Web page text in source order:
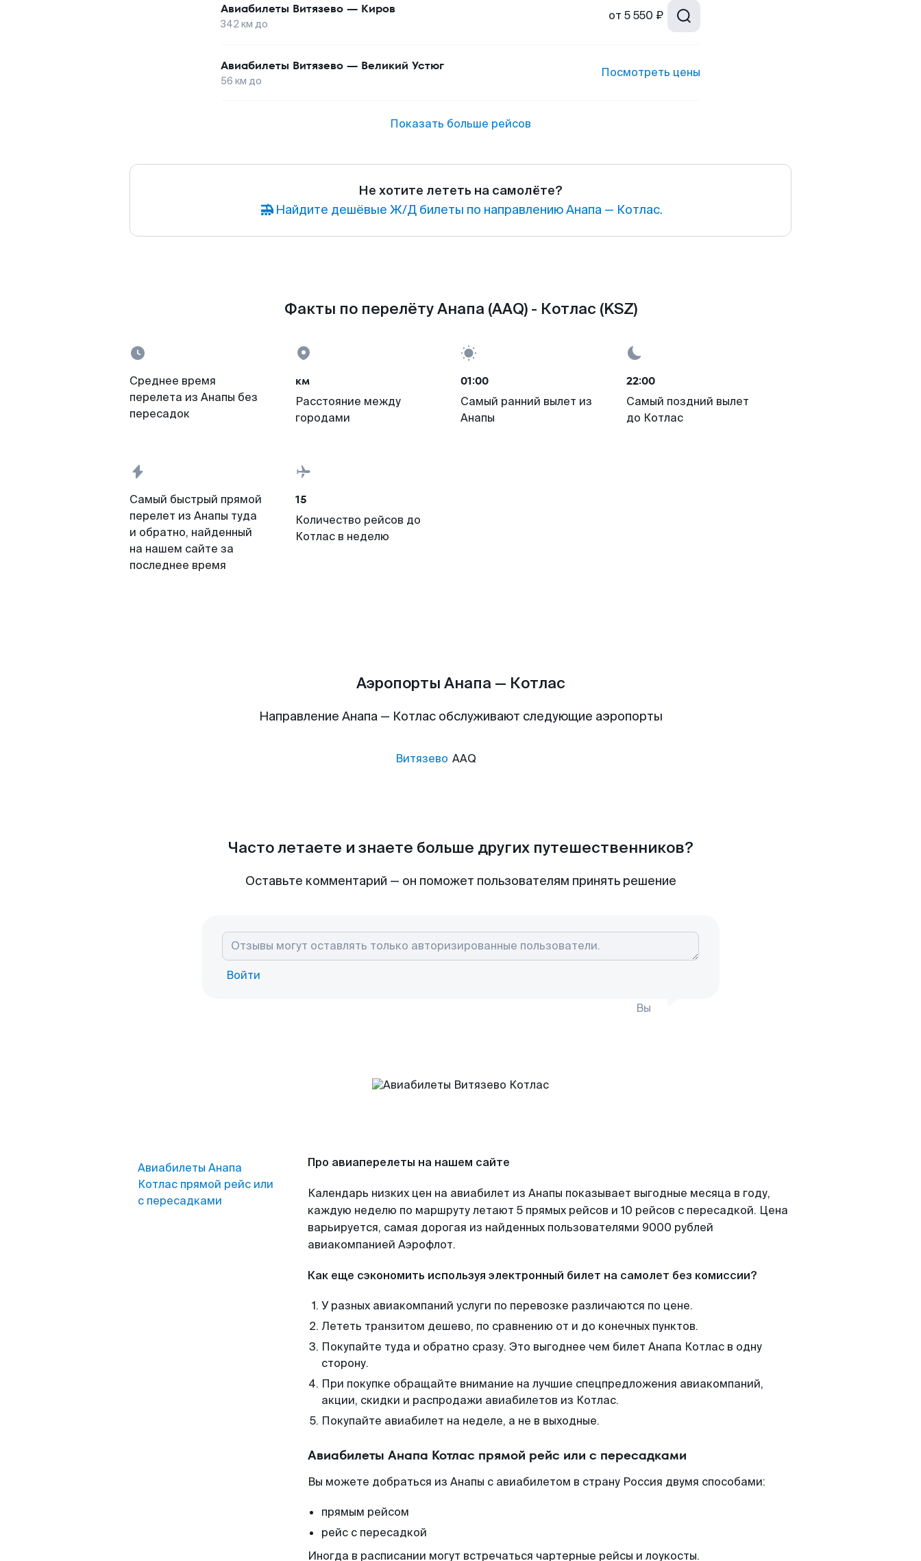
Авиабилеты Витязево — Киров
342 км до
от 5 550 ₽
Авиабилеты Витязево — Великий Устюг
56 км до
Посмотреть цены
Показать больше рейсов
Не хотите лететь на самолёте?
Найдите дешёвые Ж/Д билеты по направлению Анапа — Котлас.
Факты по перелёту Анапа (AAQ) - Котлас (KSZ)
Среднее время
перелета из Анапы без
пересадок
км
Расстояние между
городами
01:00
Самый ранний вылет из
Анапы
22:00
Самый поздний вылет
до Котлас
Самый быстрый прямой
перелет из Анапы туда
и обратно, найденный
на нашем сайте за
последнее время
15
Количество рейсов до
Котлас в неделю
Аэропорты Анапа — Котлас
Направление Анапа — Котлас обслуживают следующие аэропорты
Витязево AAQ
Часто летаете и знаете больше других путешественников?
Оставьте комментарий — он поможет пользователям принять решение
Войти
Вы
Авиабилеты Анапа
Котлас прямой рейс или
с пересадками
Про авиаперелеты на нашем сайте
Календарь низких цен на авиабилет из Анапы показывает выгодные месяца в году,
каждую неделю по маршруту летают 5 прямых рейсов и 10 рейсов с пересадкой. Цена
варьируется, самая дорогая из найденных пользователями 9000 рублей
авиакомпанией Аэрофлот.
Как еще сэкономить используя электронный билет на самолет без комиссии?
У разных авиакомпаний услуги по перевозке различаются по цене.
Лететь транзитом дешево, по сравнению от и до конечных пунктов.
Покупайте туда и обратно сразу. Это выгоднее чем билет Анапа Котлас в одну
сторону.
При покупке обращайте внимание на лучшие спецпредложения авиакомпаний,
акции, скидки и распродажи авиабилетов из Котлас.
Покупайте авиабилет на неделе, а не в выходные.
Авиабилеты Анапа Котлас прямой рейс или с пересадками
Вы можете добраться из Анапы с авиабилетом в страну Россия двумя способами:
прямым рейсом
рейс с пересадкой
Иногда в расписании могут встречаться чартерные рейсы и лоукосты.